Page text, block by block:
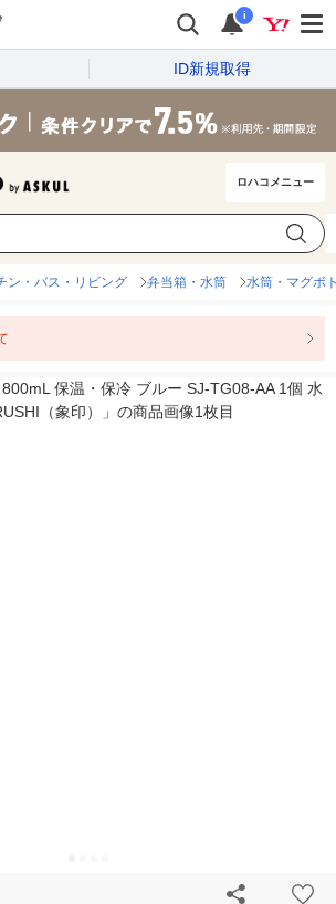
i
ID新規取得
ロハコメニュー
ン・バス・リビング 弁当箱・水筒 水筒・マグボ